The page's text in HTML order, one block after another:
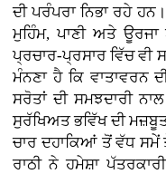
ਦੀ ਪਰੰਪਰਾ ਨਿਭਾ ਰਹੇ
ਮੁਹਿੰਮ, ਪਾਣੀ ਅਤੇ
ਪ੍ਰਚਾਰ-ਪ੍ਰਸਾਰ ਵਿੱਚ ਵੀ
ਮੰਨਣਾ ਹੈ ਕਿ ਵਾਤਾਵਰਨ
ਸਰੋਤਾਂ ਦੀ ਸਮਝਦਾਰੀ
ਸੁਰੱਖਿਅਤ ਭਵਿੱਖ ਦੀ
ਚਾਰ ਦਹਾਕਿਆਂ ਤੋਂ ਵੱਧ ਸਮੇਂ
ਰਾਠੀ ਨੇ ਹਮੇਸ਼ਾ